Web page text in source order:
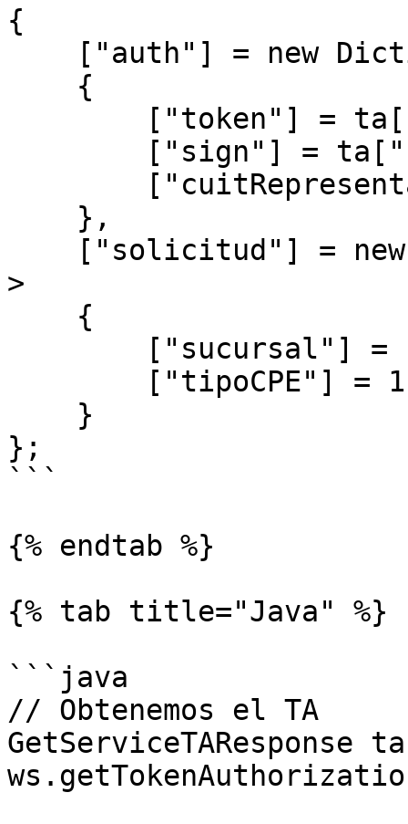
{
>
};
```
{% endtab %}
{% tab title="Java" %}
```java
// Obtenemos el TA
GetServiceTAResponse